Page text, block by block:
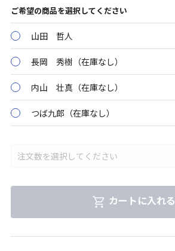
ご希望の商品を選択してください
山田 哲人
長岡 秀樹（在庫なし）
内山 壮真（在庫なし）
つば九郎（在庫なし）
カートに入れる